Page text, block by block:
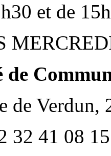
et de
de
de Verdun,
32 41 08 15